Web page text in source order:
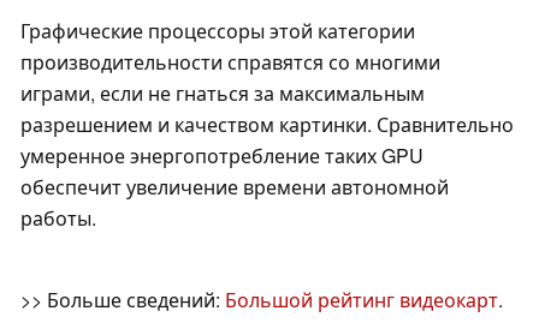
Графические процессоры этой категории
производительности справятся со многими
играми, если не гнаться за максимальным
разрешением и качеством картинки. Сравнительно
умеренное энергопотребление таких GPU
обеспечит увеличение времени автономной
работы.
>> Больше сведений: Большой рейтинг видеокарт.